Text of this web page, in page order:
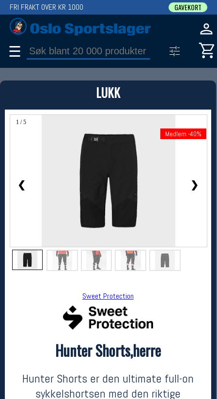
LUKK
1 / 5
❮ ❯
Medlem -40%
Sweet Protection
Hunter Shorts,herre
Hunter Shorts er den ultimate full-on
sykkelshortsen med den riktige
FRI FRAKT OVER KR 1000 GAVEKORT
☰
PRODUKT
Produkter (1)
Bruk filter til å spisse søket
Sweet Protection
1299,- MEDLEM:779,-